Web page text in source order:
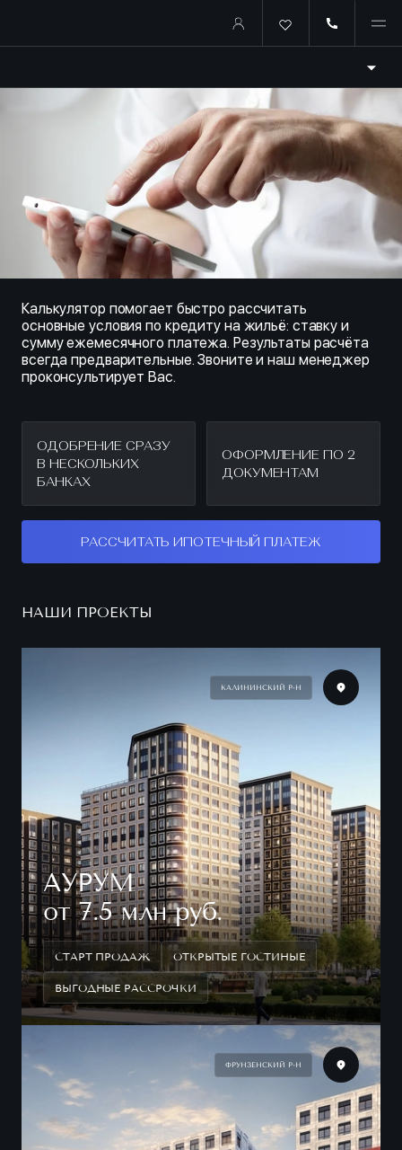
Купить квартиру в ипотеку
Калькулятор помогает быстро рассчитать
основные условия по кредиту на жильё: ставку и
сумму ежемесячного платежа. Результаты расчёта
всегда предварительные. Звоните и наш менеджер
проконсультирует Вас.
ОДОБРЕНИЕ СРАЗУ
В НЕСКОЛЬКИХ
БАНКАХ
ОФОРМЛЕНИЕ ПО 2
ДОКУМЕНТАМ
РАССЧИТАТЬ ИПОТЕЧНЫЙ ПЛАТЕЖ
НАШИ ПРОЕКТЫ
КАЛИНИНСКИЙ Р-Н
АУРУМ
от 7.5 млн руб.
СТАРТ ПРОДАЖ ОТКРЫТЫЕ ГОСТИНЫЕ
ВЫГОДНЫЕ РАССРОЧКИ
ФРУНЗЕНСКИЙ Р-Н